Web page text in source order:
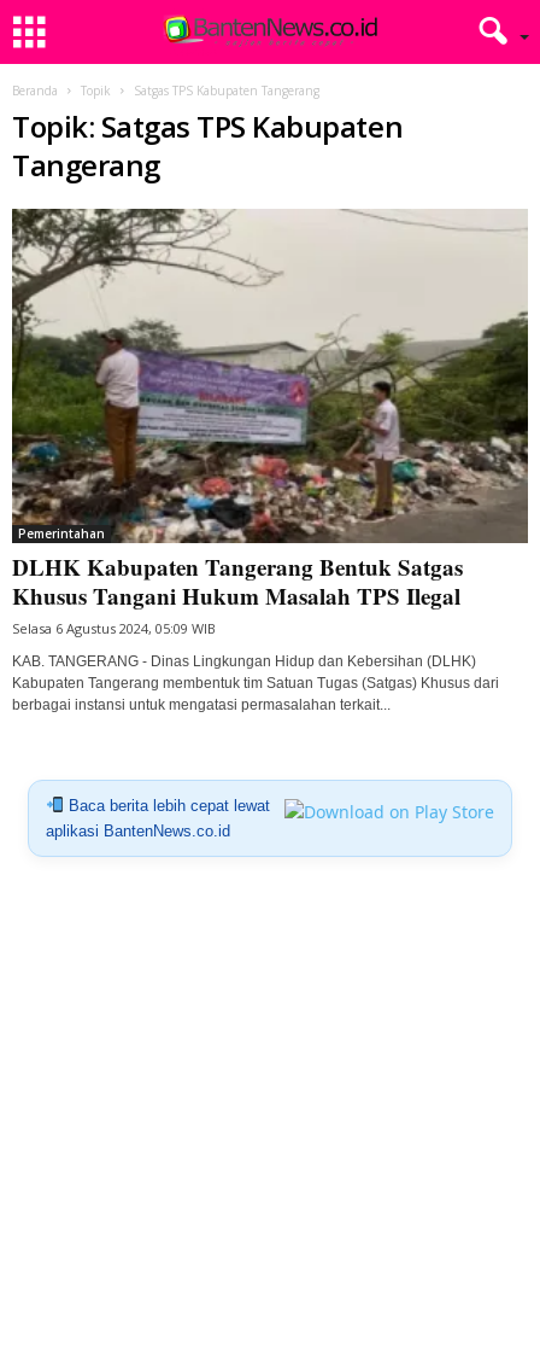
Beranda Topik Satgas TPS Kabupaten Tangerang
Topik: Satgas TPS Kabupaten
Tangerang
Pemerintahan
DLHK Kabupaten Tangerang Bentuk Satgas
Khusus Tangani Hukum Masalah TPS Ilegal
Selasa 6 Agustus 2024, 05:09 WIB
KAB. TANGERANG - Dinas Lingkungan Hidup dan Kebersihan (DLHK)
Kabupaten Tangerang membentuk tim Satuan Tugas (Satgas) Khusus dari
berbagai instansi untuk mengatasi permasalahan terkait...
Baca berita lebih cepat lewat
aplikasi BantenNews.co.id